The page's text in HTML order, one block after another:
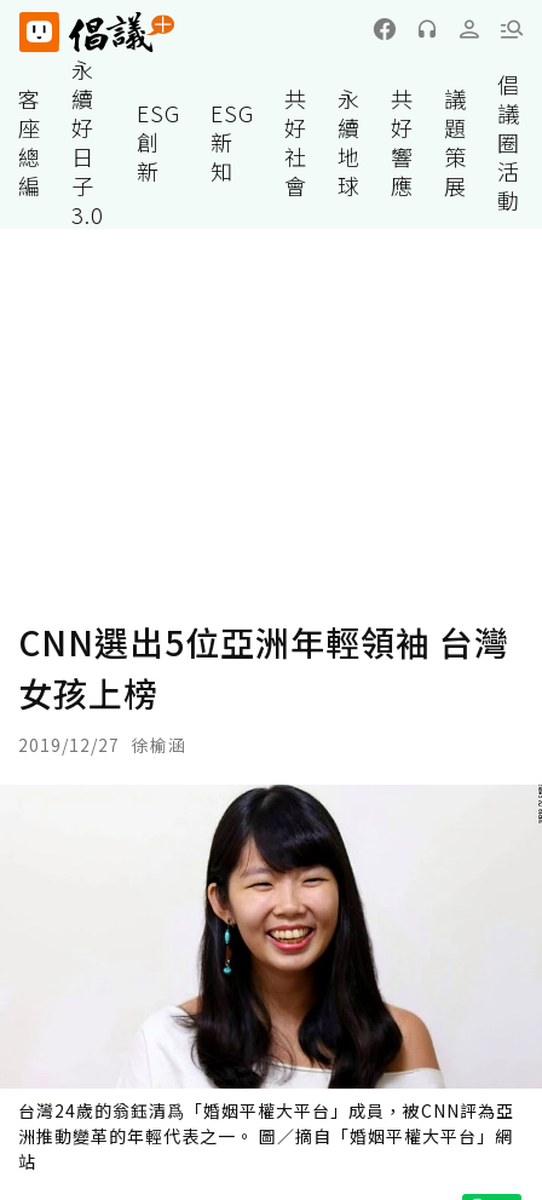
客
座
總
編
永
續
好
日
子
3.0
ESG
創
新
ESG
新
知
共
好
社
會
永
續
地
球
共
好
響
應
議
題
策
展
倡
議
圈
活
動
CNN選出5位亞洲年輕領袖 台灣
女孩上榜
2019/12/27 徐榆涵
台灣24歲的翁鈺清爲「婚姻平權大平台」成員，被CNN評為亞
洲推動變革的年輕代表之一。 圖／摘自「婚姻平權大平台」網
站